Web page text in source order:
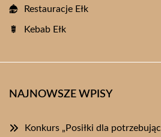
Restauracje Ełk
Kebab Ełk
NAJNOWSZE WPISY
Konkurs „Posiłki dla